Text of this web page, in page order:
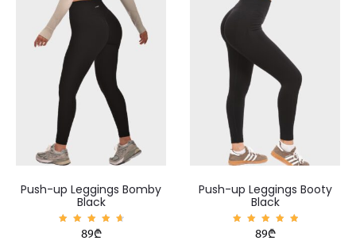
Push-up Leggings Bomby
Black
შეფასე
ბა
89₾
Push-up Leggings Booty
Black
შეფასე
ბა
89₾